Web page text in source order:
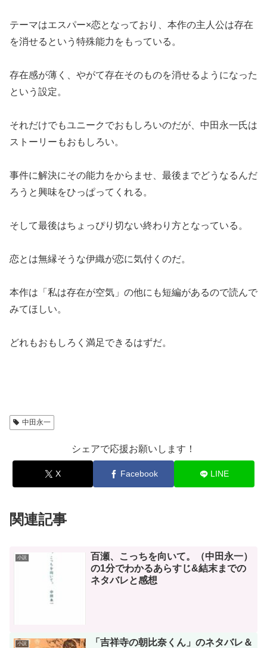
テーマはエスパー×恋となっており、本作の主人公は存在
を消せるという特殊能力をもっている。
存在感が薄く、やがて存在そのものを消せるようになった
という設定。
それだけでもユニークでおもしろいのだが、中田永一氏は
ストーリーもおもしろい。
事件に解決にその能力をからませ、最後までどうなるんだ
ろうと興味をひっぱってくれる。
そして最後はちょっぴり切ない終わり方となっている。
恋とは無縁そうな伊織が恋に気付くのだ。
本作は「私は存在が空気」の他にも短編があるので読んで
みてほしい。
どれもおもしろく満足できるはずだ。
中田永一
シェアで応援お願いします！
X Facebook LINE
関連記事
小説
百瀬、こっちを向いて。（中田永一）
の1分でわかるあらすじ&結末までの
ネタバレと感想
小説
「吉祥寺の朝比奈くん」のネタバレ＆